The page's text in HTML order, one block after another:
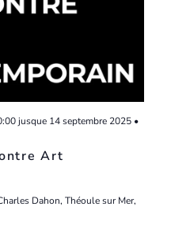
Art
jusque 14 septembre 2025 •
Dahon, Théoule sur Mer,